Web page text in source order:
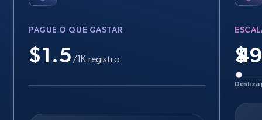
PAGUE O QUE GASTAR
$1.5 /1K registro $
Desliza